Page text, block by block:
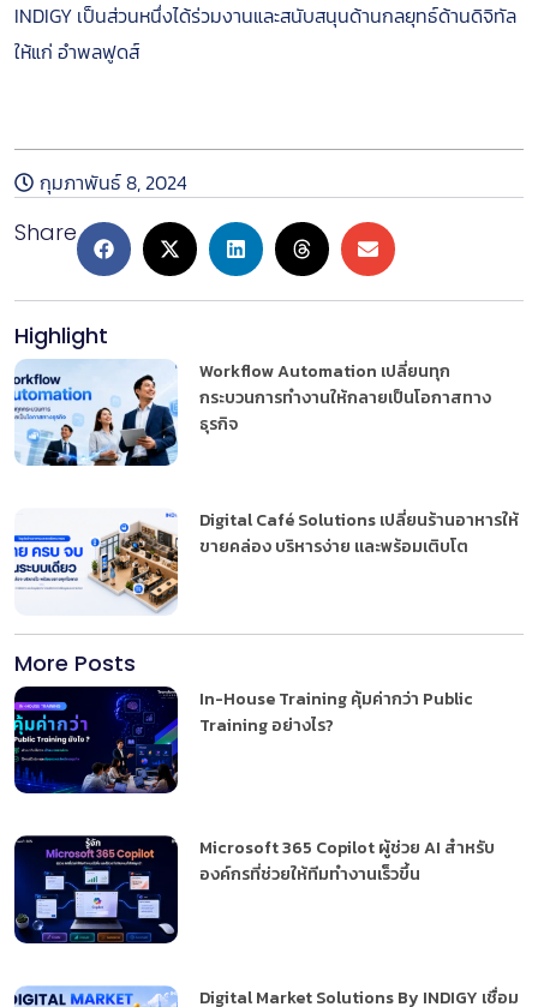
INDIGY เป็นส่วนหนึ่งได้ร่วมงานและสนับสนุนด้านกลยุทธ์ด้านดิจิทัล
ให้แก่ อำพลฟูดส์
กุมภาพันธ์ 8, 2024
Share
Highlight
Workflow Automation เปลี่ยนทุก
กระบวนการทำงานให้กลายเป็นโอกาสทาง
ธุรกิจ
Digital Café Solutions เปลี่ยนร้านอาหารให้
ขายคล่อง บริหารง่าย และพร้อมเติบโต
More Posts
In-House Training คุ้มค่ากว่า Public
Training อย่างไร?
Microsoft 365 Copilot ผู้ช่วย AI สำหรับ
องค์กรที่ช่วยให้ทีมทำงานเร็วขึ้น
Digital Market Solutions By INDIGY เชื่อม